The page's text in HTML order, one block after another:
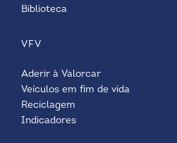
Biblioteca
VFV
Aderir à Valorcar
Veículos em fim de vida
Reciclagem
Indicadores